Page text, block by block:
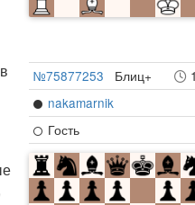
№75877253 Блиц+
nakamarnik
Гость